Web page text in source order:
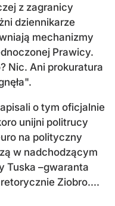
z zagranicy
dziennikarze
mechanizmy
Prawicy.
Nic. Ani prokuratura
o tym oficjalnie
unijni politrucy
na polityczny
w nadchodzącym
Tuska –gwaranta
Ziobro....